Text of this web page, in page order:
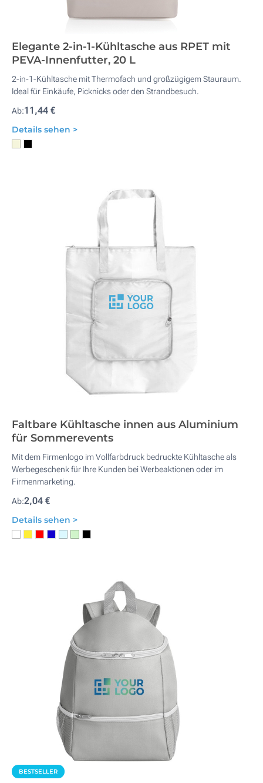
Elegante 2-in-1-Kühltasche aus RPET mit
PEVA-Innenfutter, 20 L
2-in-1-Kühltasche mit Thermofach und großzügigem Stauraum.
Ideal für Einkäufe, Picknicks oder den Strandbesuch.
Ab:11,44 €
Details sehen >
Faltbare Kühltasche innen aus Aluminium
für Sommerevents
Mit dem Firmenlogo im Vollfarbdruck bedruckte Kühltasche als
Werbegeschenk für Ihre Kunden bei Werbeaktionen oder im
Firmenmarketing.
Ab:2,04 €
Details sehen >
BESTSELLER